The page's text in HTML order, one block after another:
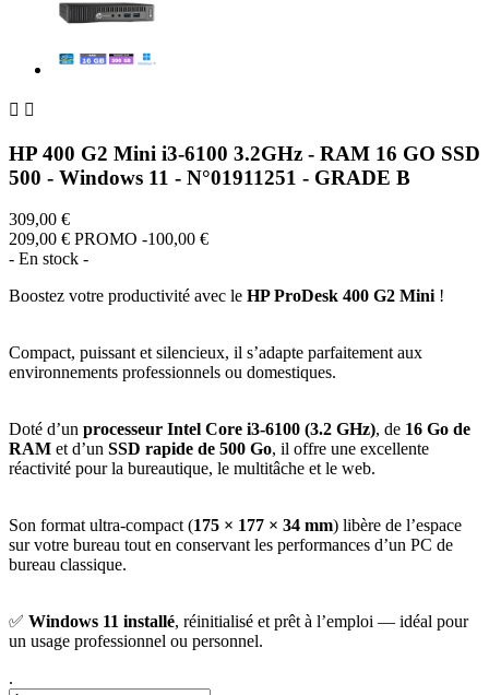
 
HP 400 G2 Mini i3-6100 3.2GHz - RAM 16 GO SSD
500 - Windows 11 - N°01911251 - GRADE B
309,00 €
209,00 € PROMO -100,00 €
- En stock -
Boostez votre productivité avec le HP ProDesk 400 G2 Mini!
Compact, puissant et silencieux, il s’adapte parfaitement aux
environnements professionnels ou domestiques.
Doté d’un processeur Intel Core i3-6100 (3.2 GHz), de 16 Go de
RAM et d’un SSD rapide de 500 Go, il offre une excellente
réactivité pour la bureautique, le multitâche et le web.
Son format ultra-compact (175 × 177 × 34 mm) libère de l’espace
sur votre bureau tout en conservant les performances d’un PC de
bureau classique.
✅ Windows 11 installé, réinitialisé et prêt à l’emploi — idéal pour
un usage professionnel ou personnel.
.